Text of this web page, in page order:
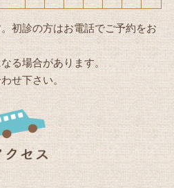
初診の方はお電話でご予約をお
る場合があります。
せ下さい。